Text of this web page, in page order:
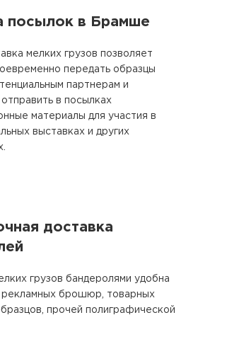
посылок в Брамше
мелких грузов позволяет
передать образцы
партнерам и
в посылках
материалы для участия в
выставках и других
доставка
грузов бандеролями удобна
рекламных брошюр, товарных
прочей полиграфической